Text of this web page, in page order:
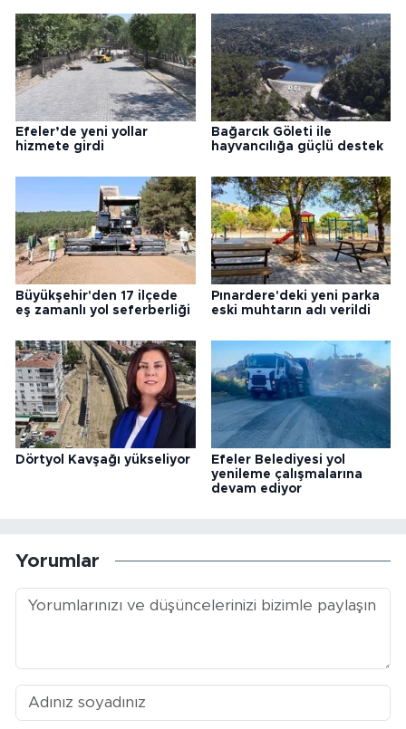
Efeler’de yeni yollar
hizmete girdi
Bağarcık Göleti ile
hayvancılığa güçlü destek
Büyükşehir'den 17 ilçede
eş zamanlı yol seferberliği
Pınardere'deki yeni parka
eski muhtarın adı verildi
Dörtyol Kavşağı yükseliyor
Efeler Belediyesi yol
yenileme çalışmalarına
devam ediyor
Yorumlar